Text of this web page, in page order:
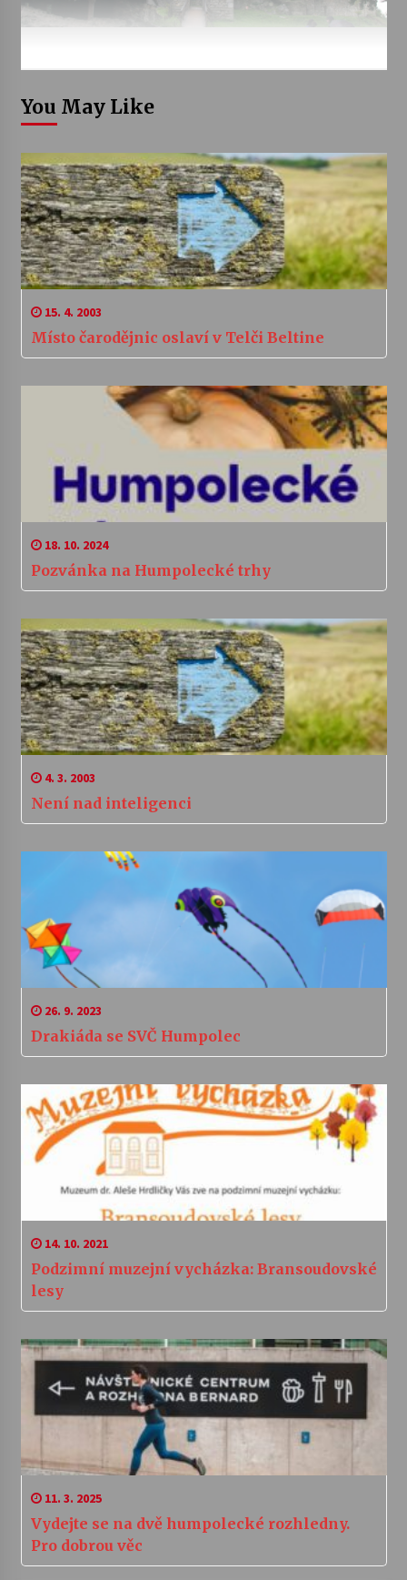
You May Like
15. 4. 2003
Místo čarodějnic oslaví v Telči Beltine
18. 10. 2024
Pozvánka na Humpolecké trhy
4. 3. 2003
Není nad inteligenci
26. 9. 2023
Drakiáda se SVČ Humpolec
14. 10. 2021
Podzimní muzejní vycházka: Bransoudovské
lesy
11. 3. 2025
Vydejte se na dvě humpolecké rozhledny.
Pro dobrou věc